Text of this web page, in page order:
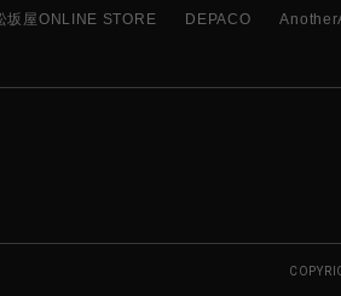
坂屋ONLINE STORE DEPACO